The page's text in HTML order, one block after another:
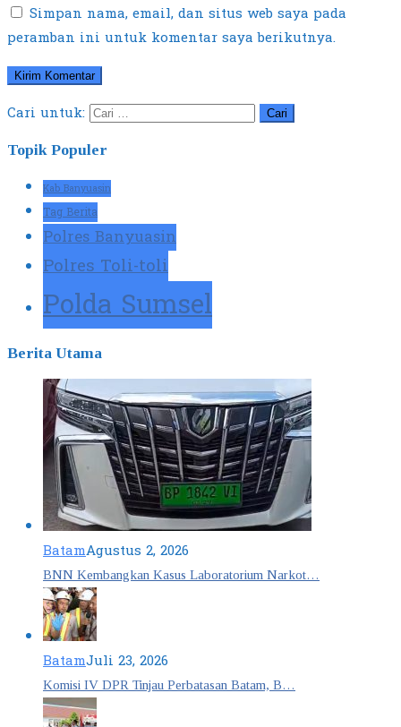
Simpan nama, email, dan situs web saya pada
peramban ini untuk komentar saya berikutnya.
Cari untuk:
Topik Populer
Kab Banyuasin
Tag Berita
Polres Banyuasin
Polres Toli-toli
Polda Sumsel
Berita Utama
BatamAgustus 2, 2026
BNN Kembangkan Kasus Laboratorium Narkot…
BatamJuli 23, 2026
Komisi IV DPR Tinjau Perbatasan Batam, B…